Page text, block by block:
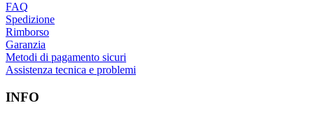
FAQ
Spedizione
Rimborso
Garanzia
Metodi di pagamento sicuri
Assistenza tecnica e problemi
INFO